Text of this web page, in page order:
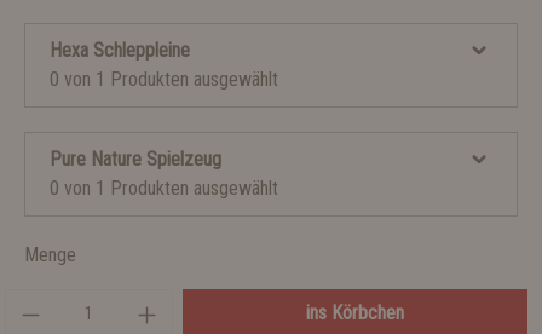
Hexa Schleppleine
0 von 1 Produkten ausgewählt
Pure Nature Spielzeug
0 von 1 Produkten ausgewählt
Menge
ins Körbchen